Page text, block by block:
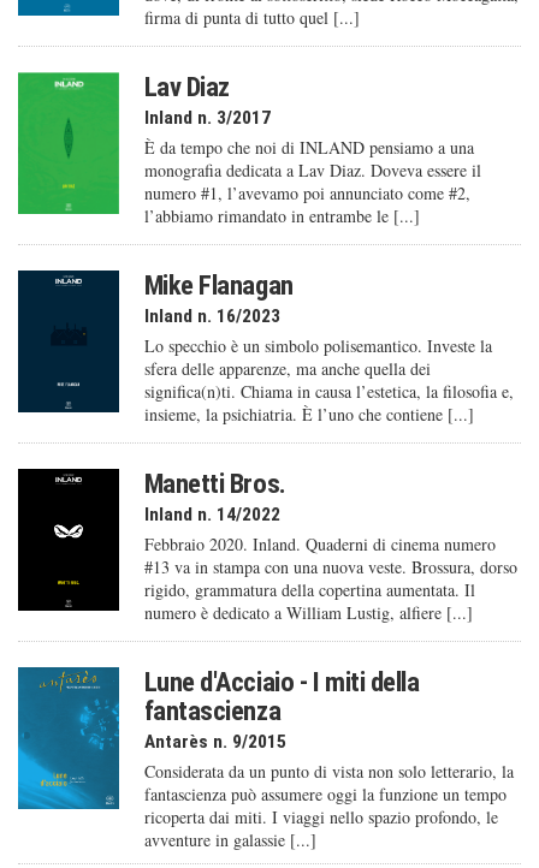
firma di punta di tutto quel [...]
Lav Diaz
Inland n. 3/2017
È da tempo che noi di INLAND pensiamo a una
monografia dedicata a Lav Diaz. Doveva essere il
numero #1, l’avevamo poi annunciato come #2,
l’abbiamo rimandato in entrambe le [...]
Mike Flanagan
Inland n. 16/2023
Lo specchio è un simbolo polisemantico. Investe la
sfera delle apparenze, ma anche quella dei
significa(n)ti. Chiama in causa l’estetica, la filosofia e,
insieme, la psichiatria. È l’uno che contiene [...]
Manetti Bros.
Inland n. 14/2022
Febbraio 2020. Inland. Quaderni di cinema numero
#13 va in stampa con una nuova veste. Brossura, dorso
rigido, grammatura della copertina aumentata. Il
numero è dedicato a William Lustig, alfiere [...]
Lune d'Acciaio - I miti della
fantascienza
Antarès n. 9/2015
Considerata da un punto di vista non solo letterario, la
fantascienza può assumere oggi la funzione un tempo
ricoperta dai miti. I viaggi nello spazio profondo, le
avventure in galassie [...]